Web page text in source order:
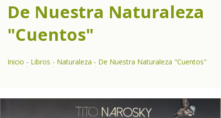
De Nuestra Naturaleza
"Cuentos"
Inicio - Libros - Naturaleza - De Nuestra Naturaleza "Cuentos"